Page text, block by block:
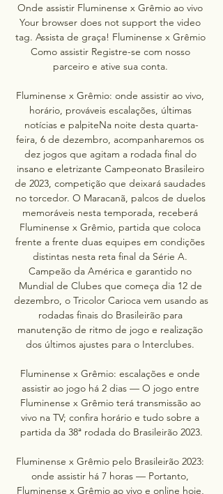
Onde assistir Fluminense x Grêmio ao vivo
Your browser does not support the video
tag. Assista de graça! Fluminense x Grêmio
Como assistir Registre-se com nosso
parceiro e ative sua conta.
Fluminense x Grêmio: onde assistir ao vivo,
horário, prováveis escalações, últimas
notícias e palpiteNa noite desta quarta-
feira, 6 de dezembro, acompanharemos os
dez jogos que agitam a rodada final do
insano e eletrizante Campeonato Brasileiro
de 2023, competição que deixará saudades
no torcedor. O Maracanã, palcos de duelos
memoráveis nesta temporada, receberá
Fluminense x Grêmio, partida que coloca
frente a frente duas equipes em condições
distintas nesta reta final da Série A.
Campeão da América e garantido no
Mundial de Clubes que começa dia 12 de
dezembro, o Tricolor Carioca vem usando as
rodadas finais do Brasileirão para
manutenção de ritmo de jogo e realização
dos últimos ajustes para o Interclubes.
Fluminense x Grêmio: escalações e onde
assistir ao jogo há 2 dias — O jogo entre
Fluminense x Grêmio terá transmissão ao
vivo na TV; confira horário e tudo sobre a
partida da 38ª rodada do Brasileirão 2023.
Fluminense x Grêmio pelo Brasileirão 2023:
onde assistir há 7 horas — Portanto,
Fluminense x Grêmio ao vivo e online hoje,